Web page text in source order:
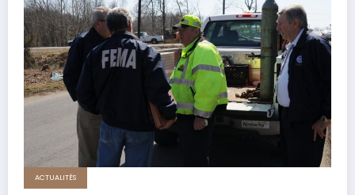
ACTUALITÉS